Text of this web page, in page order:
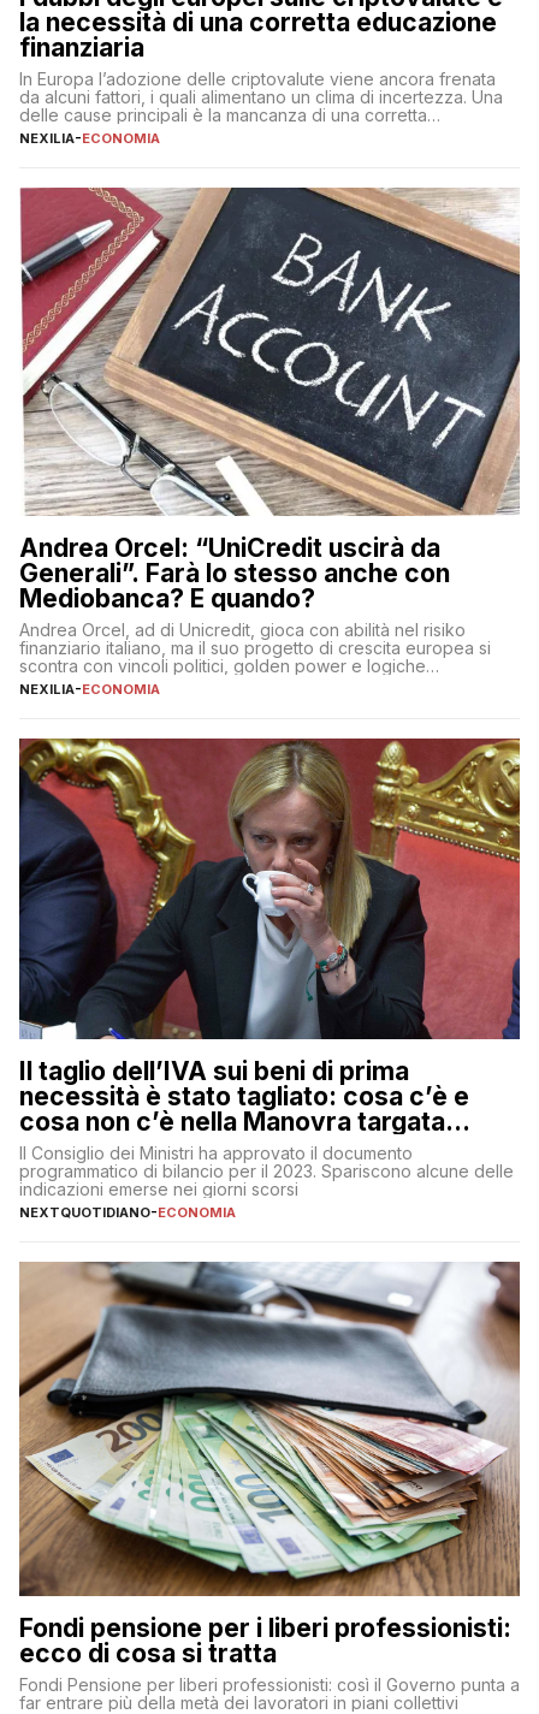
la necessità di una corretta educazione
finanziaria
In Europa l’adozione delle criptovalute viene ancora frenata
da alcuni fattori, i quali alimentano un clima di incertezza. Una
delle cause principali è la mancanza di una corretta
educazione finanziaria, che impedisce ad una larga parte della
sulle criptovalute: […]
NEXILIA-ECONOMIA
Andrea Orcel: “UniCredit uscirà da
Generali”. Farà lo stesso anche con
Mediobanca? E quando?
Andrea Orcel, ad di Unicredit, gioca con abilità nel risiko
finanziario italiano, ma il suo progetto di crescita europea si
scontra con vincoli politici, golden power e logiche
protezionistiche. Orcel e la mossa su Generali Andrea Orcel,
NEXILIA-ECONOMIA
Il taglio dell’IVA sui beni di prima
necessità è stato tagliato: cosa c’è e
cosa non c’è nella Manovra targata
Meloni
Il Consiglio dei Ministri ha approvato il documento
programmatico di bilancio per il 2023. Spariscono alcune delle
indicazioni emerse nei giorni scorsi
NEXTQUOTIDIANO-ECONOMIA
Fondi pensione per i liberi professionisti:
ecco di cosa si tratta
Fondi Pensione per liberi professionisti: così il Governo punta a
far entrare più della metà dei lavoratori in piani collettivi